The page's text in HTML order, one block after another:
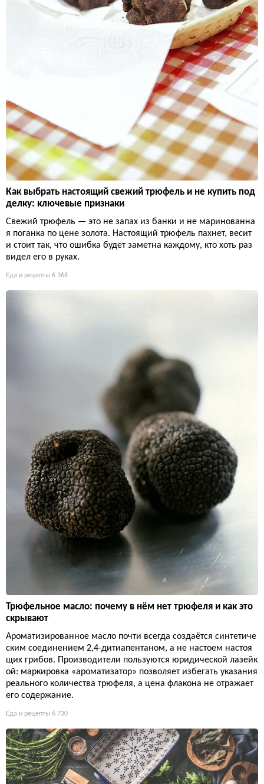
Как выбрать настоящий свежий трюфель и не купить под
делку: ключевые признаки
Свежий трюфель — это не запах из банки и не маринованна
я поганка по цене золота. Настоящий трюфель пахнет, весит
и стоит так, что ошибка будет заметна каждому, кто хоть раз
видел его в руках.
Еда и рецепты 6 366
Трюфельное масло: почему в нём нет трюфеля и как это
скрывают
Ароматизированное масло почти всегда создаётся синтетиче
ским соединением 2,4-дитиапентаном, а не настоем настоя
щих грибов. Производители пользуются юридической лазейк
ой: маркировка «ароматизатор» позволяет избегать указания
реального количества трюфеля, а цена флакона не отражает
его содержание.
Еда и рецепты 6 730